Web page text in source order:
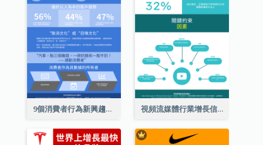
9個消費者行為新興趨勢信息圖表 視頻流媒體行業增長信息圖表